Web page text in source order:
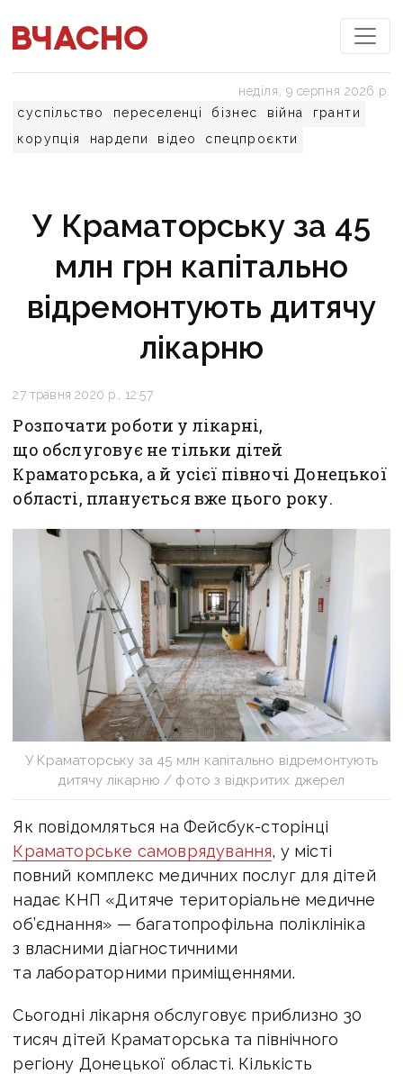
суспільство переселенці бізнес війна
гранти
корупція
нардепи відео спецпроєкти
неділя, 9 серпня 2026 р.
У Краматорську за 45
млн грн капітально
відремонтують дитячу
лікарню
27 травня 2020 р., 12:57
Розпочати роботи у лікарні,
що обслуговує не тільки дітей
Краматорська, а й усієї півночі Донецької
області, планується вже цього року.
У Краматорську за 45 млн капітально відремонтують
дитячу лікарню / фото з відкритих джерел
Як повідомляться на Фейсбук-сторінці
Краматорське самоврядування, у місті
повний комплекс медичних послуг для дітей
надає КНП «Дитяче територіальне медичне
об’єднання» — багатопрофільна поліклініка
з власними діагностичними
та лабораторними приміщеннями.
Сьогодні лікарня обслуговує приблизно 30
тисяч дітей Краматорська та північного
регіону Донецької області. Кількість